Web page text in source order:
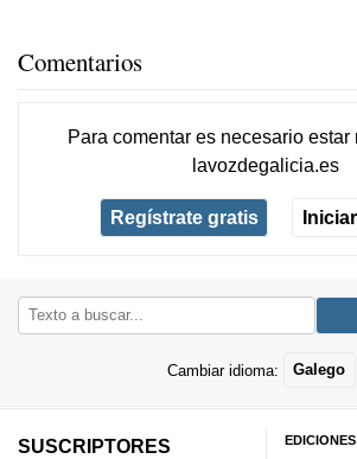
Comentarios
Para comentar es necesario estar
lavozdegalicia.es
Regístrate gratis
Cambiar idioma: Galego
SUSCRIPTORES
EDICIONES